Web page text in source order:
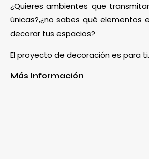
¿Quieres ambientes que
únicas?,¿no sabes qué elementos
decorar tus espacios?
El proyecto de decoración es para ti.
Más Información